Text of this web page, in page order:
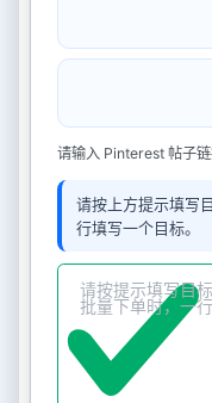
请输入 Pinterest 帖子
请按上方提示填写
行填写一个目标。